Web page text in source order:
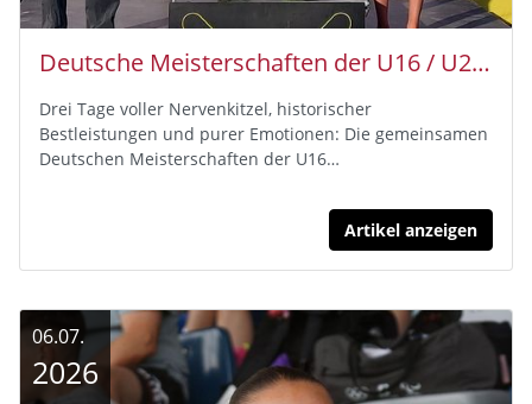
Deutsche Meisterschaften der U16 / U20 – Drama, Kampfgeist und Bronze für Athleten des HLV-Kreises Fulda-Hünfeld
Drei Tage voller Nervenkitzel, historischer
Bestleistungen und purer Emotionen: Die gemeinsamen
Deutschen Meisterschaften der U16…
Artikel anzeigen
06.07.
2026